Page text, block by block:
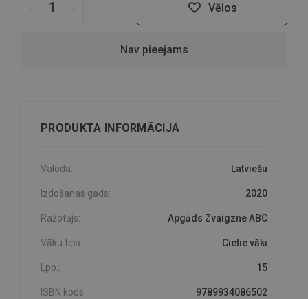
Vēlos
Nav pieejams
PRODUKTA INFORMĀCIJA
Valoda: Latviešu
Izdošanas gads: 2020
Ražotājs: Apgāds Zvaigzne ABC
Vāku tips: Cietie vāki
Lpp.: 15
ISBN kods: 9789934086502